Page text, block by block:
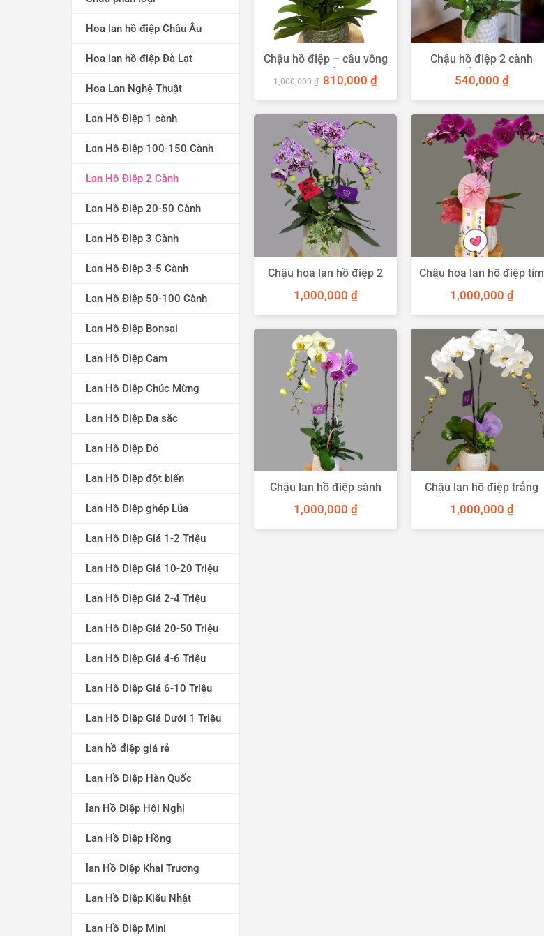
Hoa lan hồ điệp Châu Âu
Hoa lan hồ điệp Đà Lạt
Hoa Lan Nghệ Thuật
Lan Hồ Điệp 1 cành
Lan Hồ Điệp 100-150 Cành
Lan Hồ Điệp 2 Cành
Lan Hồ Điệp 20-50 Cành
Lan Hồ Điệp 3 Cành
Lan Hồ Điệp 3-5 Cành
Lan Hồ Điệp 50-100 Cành
Lan Hồ Điệp Bonsai
Lan Hồ Điệp Cam
Lan Hồ Điệp Chúc Mừng
Lan Hồ Điệp Đa sắc
Lan Hồ Điệp Đỏ
Lan Hồ Điệp đột biến
Lan Hồ Điệp ghép Lũa
Lan Hồ Điệp Giá 1-2 Triệu
Lan Hồ Điệp Giá 10-20 Triệu
Lan Hồ Điệp Giá 2-4 Triệu
Lan Hồ Điệp Giá 20-50 Triệu
Lan Hồ Điệp Giá 4-6 Triệu
Lan Hồ Điệp Giá 6-10 Triệu
Lan Hồ Điệp Giá Dưới 1 Triệu
Lan hồ điệp giá rẻ
Lan Hồ Điệp Hàn Quốc
lan Hồ Điệp Hội Nghị
Lan Hồ Điệp Hồng
lan Hồ Điệp Khai Trương
Lan Hồ Điệp Kiểu Nhật
Lan Hồ Điệp Mini
Chậu hồ điệp – cầu vồng
đa sắc
1,000,000₫ Giá
gốc
là:
810,000₫Giá
tại
810,000 ₫.
Chậu hồ điệp 2 cành
trắng tím
540,000 ₫
Chậu hoa lan hồ điệp 2
cành sọc tím
1,000,000 ₫
Chậu hoa lan hồ điệp tím
2 cành tặng sinh nhật sếp
1,000,000 ₫
Chậu lan hồ điệp sánh
1,000,000 ₫
Chậu lan hồ điệp trắng
tím 2 cành quà tặng
1,000,000 ₫